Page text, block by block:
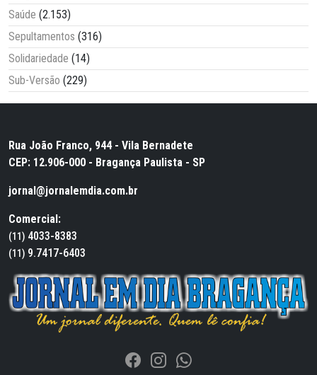
Saúde (2.153)
Sepultamentos (316)
Solidariedade (14)
Sub-Versão (229)
Rua João Franco, 944 - Vila Bernadete
CEP: 12.906-000 - Bragança Paulista - SP
jornal@jornalemdia.com.br
Comercial:
(11) 4033-8383
(11) 9.7417-6403